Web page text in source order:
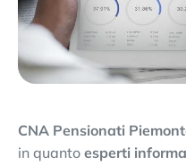
CNA Pensionati
in quanto esperti